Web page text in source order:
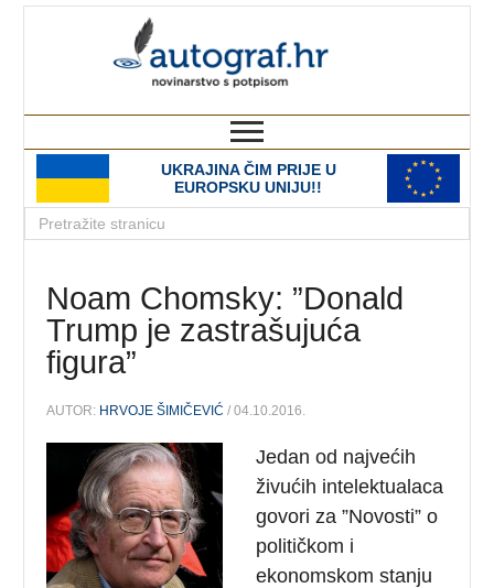
UKRAJINA ČIM PRIJE U
EUROPSKU UNIJU!!
Noam Chomsky: ”Donald
Trump je zastrašujuća
figura”
AUTOR: HRVOJE ŠIMIČEVIĆ / 04.10.2016.
Jedan od najvećih
živućih intelektualaca
govori za ”Novosti” o
političkom i
ekonomskom stanju